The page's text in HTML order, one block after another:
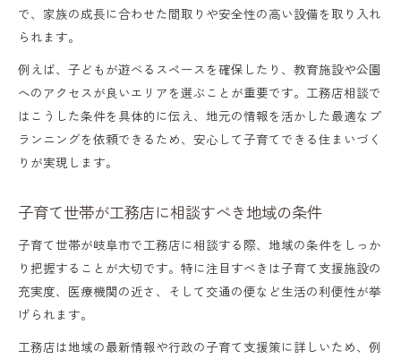
で、家族の成長に合わせた間取りや安全性の高い設備を取り入れ
られます。
例えば、子どもが遊べるスペースを確保したり、教育施設や公園
へのアクセスが良いエリアを選ぶことが重要です。工務店相談で
はこうした条件を具体的に伝え、地元の情報を活かした最適なプ
ランニングを依頼できるため、安心して子育てできる住まいづく
りが実現します。
子育て世帯が工務店に相談すべき地域の条件
子育て世帯が岐阜市で工務店に相談する際、地域の条件をしっか
り把握することが大切です。特に注目すべきは子育て支援施設の
充実度、医療機関の近さ、そして交通の便など生活の利便性が挙
げられます。
工務店は地域の最新情報や行政の子育て支援策に詳しいため、例